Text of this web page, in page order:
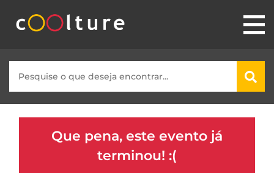
Que pena, este evento já
terminou! :(